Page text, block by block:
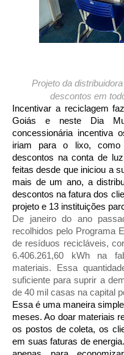
Projeto da
descontos em
Incentivar a reciclagem
Goiás e neste Dia
concessionária incentiva
iriam para o lixo, como
descontos na conta de
feitas desde que iniciou a
mais de um ano, a
descontos na fatura dos
projeto e 13 instituições
De janeiro do ano
recolhidos pelo Programa
de resíduos recicláveis,
6.406.261,60 kWh na
materiais. Essa
suficiente para suprir a
de 40 mil casas na capital
Essa é uma maneira
meses. Ao doar materiais
os postos de coleta, os
em suas faturas de